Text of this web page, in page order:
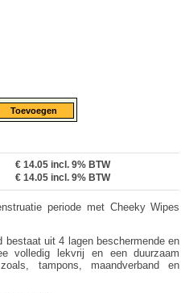
€14.05 incl. 9% BTW
€ 14.05 incl. 9% BTW
periode met Cheeky Wipes
bestaat uit 4 lagen beschermende en
volledig lekvrij en een duurzaam
tampons, maandverband en